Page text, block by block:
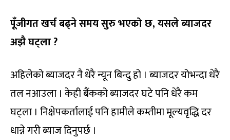
पूँजीगत खर्च बढ्ने समय सुरु भएको छ, यसले ब्याजदर
अझै घट्ला ?
अहिलेको ब्याजदर नै धेरै न्यून बिन्दु हो । ब्याजदर योभन्दा धेरै
तल नआउला । केही बैंकको ब्याजदर घटे पनि धेरै कम
घट्ला । निक्षेपकर्तालाई पनि हामीले कम्तीमा मूल्यवृद्धि दर
धान्ने गरी ब्याज दिनुपर्छ ।